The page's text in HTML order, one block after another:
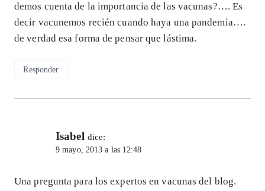
demos cuenta de la importancia de las vacunas?…. Es
decir vacunemos recién cuando haya una pandemia….
de verdad esa forma de pensar que lástima.
Responder
Isabel dice:
9 mayo, 2013 a las 12:48
Una pregunta para los expertos en vacunas del blog.